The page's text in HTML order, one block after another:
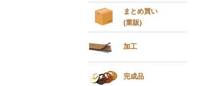
まとめ買い
(業販)
加工
完成品